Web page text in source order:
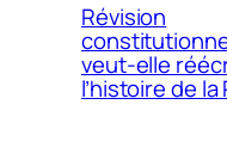
Révision
veut-elle
l’histoire de la